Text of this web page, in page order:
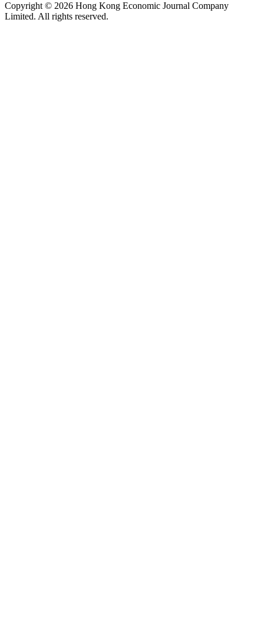
Copyright © 2026 Hong Kong Economic Journal Company
Limited. All rights reserved.